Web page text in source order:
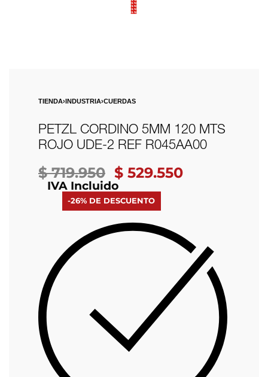
TIENDA›INDUSTRIA›CUERDAS
PETZL CORDINO 5MM 120 MTS
ROJO UDE-2 REF R045AA00
$719.950 $ 529.550
IVA Incluido
-26% DE DESCUENTO